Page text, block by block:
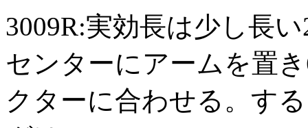
3009R:実効長は少し長
センターにアームを置
クターに合わせる。す